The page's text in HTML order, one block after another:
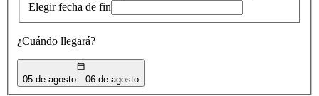
Elegir fecha de fin
¿Cuándo llegará?
05 de agosto 06 de agosto